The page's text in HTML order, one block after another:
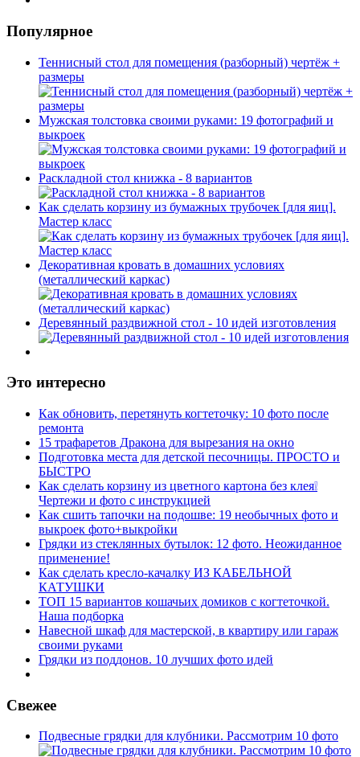
Популярное
Теннисный стол для помещения (разборный) чертёж +
размеры
Мужская толстовка своими руками: 19 фотографий и
выкроек
Раскладной стол книжка - 8 вариантов
Как сделать корзину из бумажных трубочек [для яиц].
Мастер класс
Декоративная кровать в домашних условиях
(металлический каркас)
Деревянный раздвижной стол - 10 идей изготовления
Это интересно
Как обновить, перетянуть когтеточку: 10 фото после
ремонта
15 трафаретов Дракона для вырезания на окно
Подготовка места для детской песочницы. ПРОСТО и
БЫСТРО
Как сделать корзину из цветного картона без клея❕
Чертежи и фото с инструкцией
Как сшить тапочки на подошве: 19 необычных фото и
выкроек фото+выкройки
Грядки из стеклянных бутылок: 12 фото. Неожиданное
применение!
Как сделать кресло-качалку ИЗ КАБЕЛЬНОЙ
КАТУШКИ
ТОП 15 вариантов кошачьих домиков с когтеточкой.
Наша подборка
Навесной шкаф для мастерской, в квартиру или гараж
своими руками
Грядки из поддонов. 10 лучших фото идей
Свежее
Подвесные грядки для клубники. Рассмотрим 10 фото